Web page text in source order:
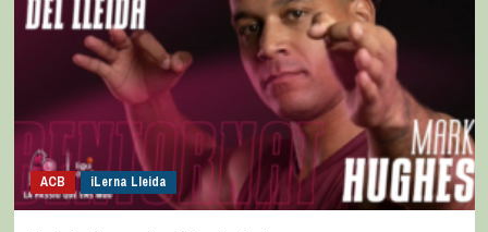
ACB iLerna Lleida